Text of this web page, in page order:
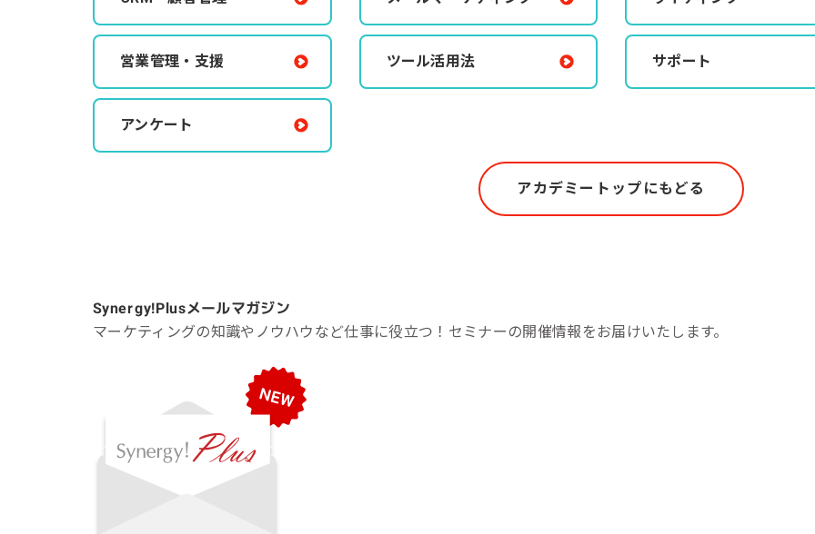
営業管理・支援 ツール活用法 サポート
アンケート
アカデミートップにもどる
Synergy!Plusメールマガジン
マーケティングの知識やノウハウなど仕事に役立つ！セミナーの開催情報をお届けいたします。